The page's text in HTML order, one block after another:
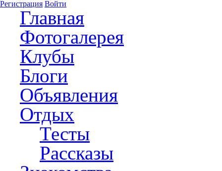
Регистрация Войти
Главная
Фотогалерея
Клубы
Блоги
Объявления
Отдых
Тесты
Рассказы